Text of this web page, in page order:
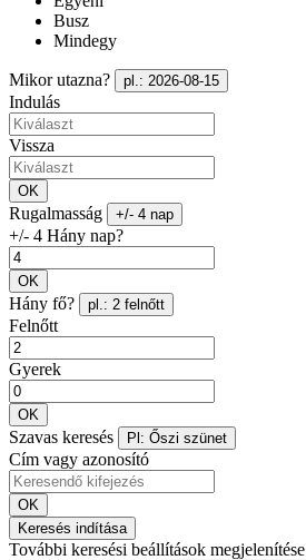
Busz
Mindegy
Mikor utazna? pl.: 2026-08-15
Indulás
Vissza
OK
Rugalmasság +/- 4 nap
+/- 4 Hány nap?
OK
Hány fő? pl.: 2 felnőtt
Felnőtt
Gyerek
OK
Szavas keresés Pl: Őszi szünet
Cím vagy azonosító
OK
Keresés indítása
További keresési beállítások megjelenítése